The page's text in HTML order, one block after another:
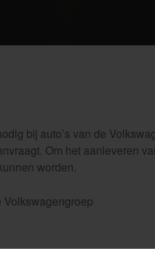
bij auto’s van de
Om het aanleveren
worden.